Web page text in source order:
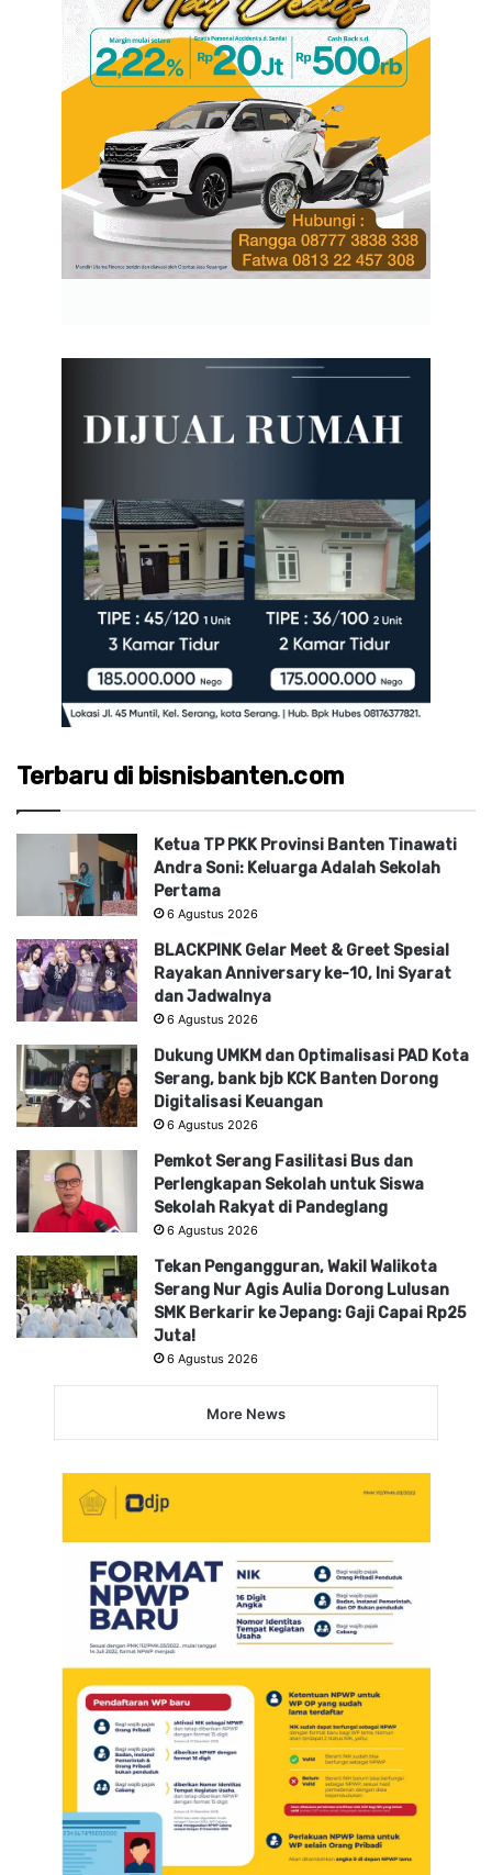
Terbaru di bisnisbanten.com
Ketua TP PKK Provinsi Banten Tinawati
Andra Soni: Keluarga Adalah Sekolah
Pertama
6 Agustus 2026
BLACKPINK Gelar Meet & Greet Spesial
Rayakan Anniversary ke-10, Ini Syarat
dan Jadwalnya
6 Agustus 2026
Dukung UMKM dan Optimalisasi PAD Kota
Serang, bank bjb KCK Banten Dorong
Digitalisasi Keuangan
6 Agustus 2026
Pemkot Serang Fasilitasi Bus dan
Perlengkapan Sekolah untuk Siswa
Sekolah Rakyat di Pandeglang
6 Agustus 2026
Tekan Pengangguran, Wakil Walikota
Serang Nur Agis Aulia Dorong Lulusan
SMK Berkarir ke Jepang: Gaji Capai Rp25
Juta!
6 Agustus 2026
More News